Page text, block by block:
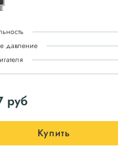
давление
руб
Купить